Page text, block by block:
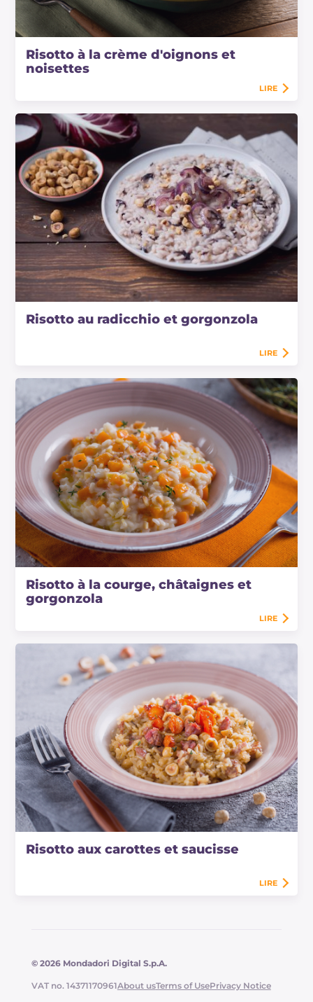
Risotto à la crème d'oignons et
noisettes
LIRE
Risotto au radicchio et gorgonzola
LIRE
Risotto à la courge, châtaignes et
gorgonzola
LIRE
Risotto aux carottes et saucisse
LIRE
© 2026 Mondadori Digital S.p.A.
VAT no. 14371170961About usTerms of UsePrivacy Notice